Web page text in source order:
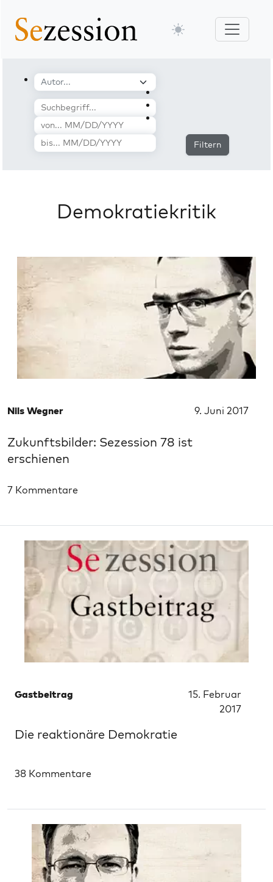
Filtern
Demokratiekritik
Nils Wegner 9. Juni 2017
Zukunftsbilder: Sezession 78 ist
erschienen
7 Kommentare
Gastbeitrag
15. Februar
2017
Die reaktionäre Demokratie
38 Kommentare